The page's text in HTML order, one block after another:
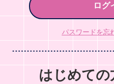
ログ
パスワードを忘
はじめて